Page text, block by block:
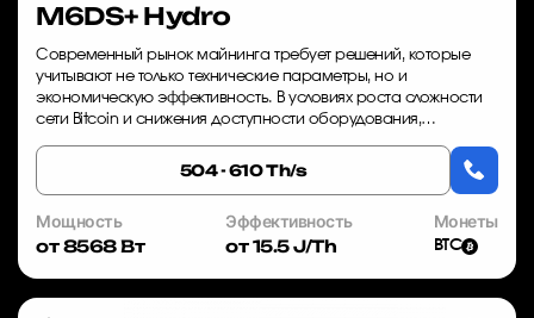
M6DS+ Hydro
Современный рынок майнинга требует решений, которые
учитывают не только технические параметры, но и
экономическую эффективность. В условиях роста сложности
сети Bitcoin и снижения доступности оборудования,
504 - 610 Th/s
Мощность
от 8568 Вт
Эффективность
от 15.5 J/Th
Монеты
BTC